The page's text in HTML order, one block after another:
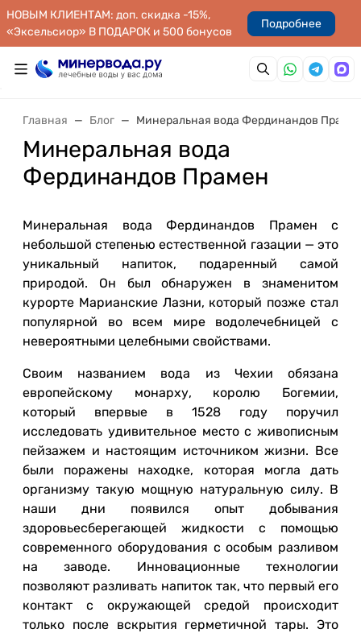
НОВЫМ КЛИЕНТАМ: доп. скидка -15%,
«Эксельсиор» В ПОДАРОК и 500 бонусов
Подробнее
Главная Блог Минеральная вода Фердинандов
Минеральная вода
Фердинандов Прамен
Минеральная вода Фердинандов Прамен с
небольшой степенью естественной газации — это
уникальный напиток, подаренный самой
природой. Он был обнаружен в знаменитом
курорте Марианские Лазни, который позже стал
популярной во всем мире водолечебницей с
невероятными целебными свойствами.
Своим названием вода из Чехии обязана
европейскому монарху, королю Богемии,
который впервые в 1528 году поручил
исследовать удивительное место с живописным
пейзажем и настоящим источником жизни. Все
были поражены находке, которая могла дать
организму такую мощную натуральную силу. В
наши дни появился опыт добывания
здоровьесберегающей жидкости с помощью
современного оборудования с особым разливом
на заводе. Инновационные технологии
позволяют разливать напиток так, что первый его
контакт с окружающей средой происходит
только после вскрытия герметичной тары. Это